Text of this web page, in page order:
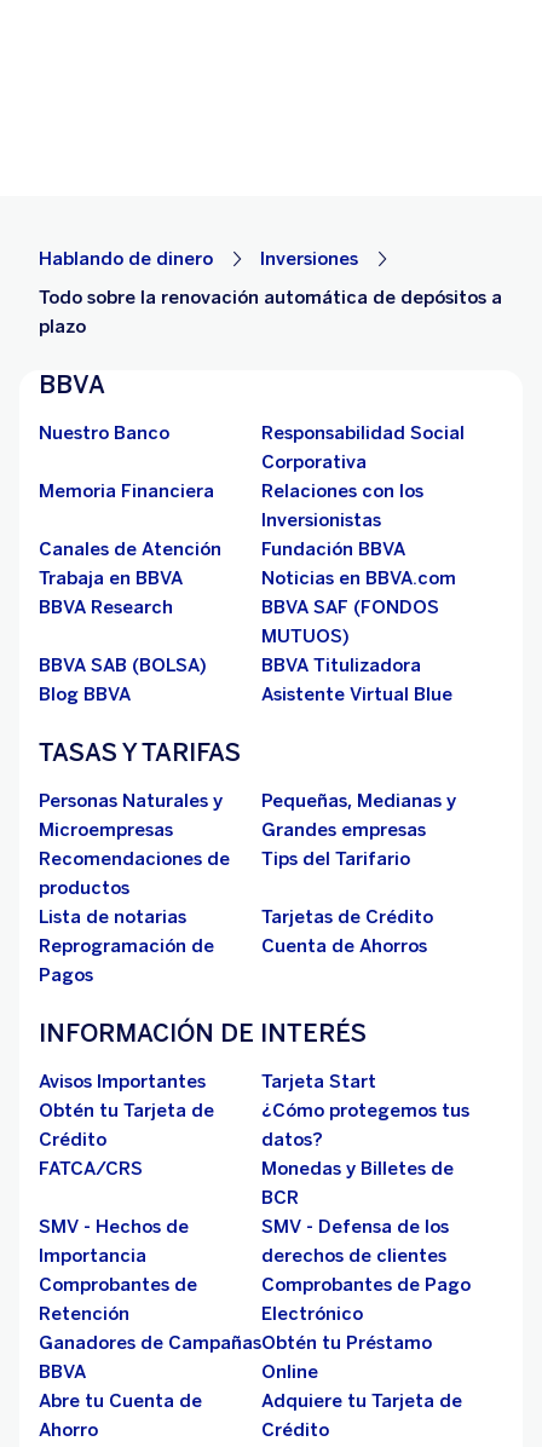
Hablando de dinero
Inversiones
Todo sobre la renovación automática de depósitos a
plazo
BBVA
Nuestro Banco
Responsabilidad Social
Corporativa
Memoria Financiera
Relaciones con los
Inversionistas
Canales de Atención
Fundación BBVA
Trabaja en BBVA
Noticias en BBVA.com
BBVA Research
BBVA SAF (FONDOS
MUTUOS)
BBVA SAB (BOLSA)
BBVA Titulizadora
Blog BBVA
Asistente Virtual Blue
TASAS Y TARIFAS
Personas Naturales y
Microempresas
Pequeñas, Medianas y
Grandes empresas
Recomendaciones de
productos
Tips del Tarifario
Lista de notarias
Tarjetas de Crédito
Reprogramación de
Pagos
Cuenta de Ahorros
INFORMACIÓN DE INTERÉS
Avisos Importantes
Tarjeta Start
Obtén tu Tarjeta de
Crédito
¿Cómo protegemos tus
datos?
FATCA/CRS
Monedas y Billetes de
BCR
SMV - Hechos de
Importancia
SMV - Defensa de los
derechos de clientes
Comprobantes de
Retención
Comprobantes de Pago
Electrónico
Ganadores de Campañas
BBVA
Obtén tu Préstamo
Online
Abre tu Cuenta de
Ahorro
Adquiere tu Tarjeta de
Crédito